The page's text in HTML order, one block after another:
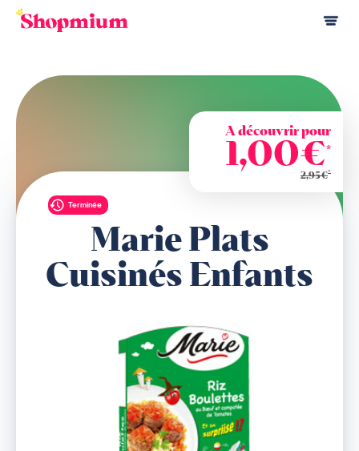
Terminée
Marie Plats
Cuisinés Enfants
A découvrir pour
1,00€*
2,95€*